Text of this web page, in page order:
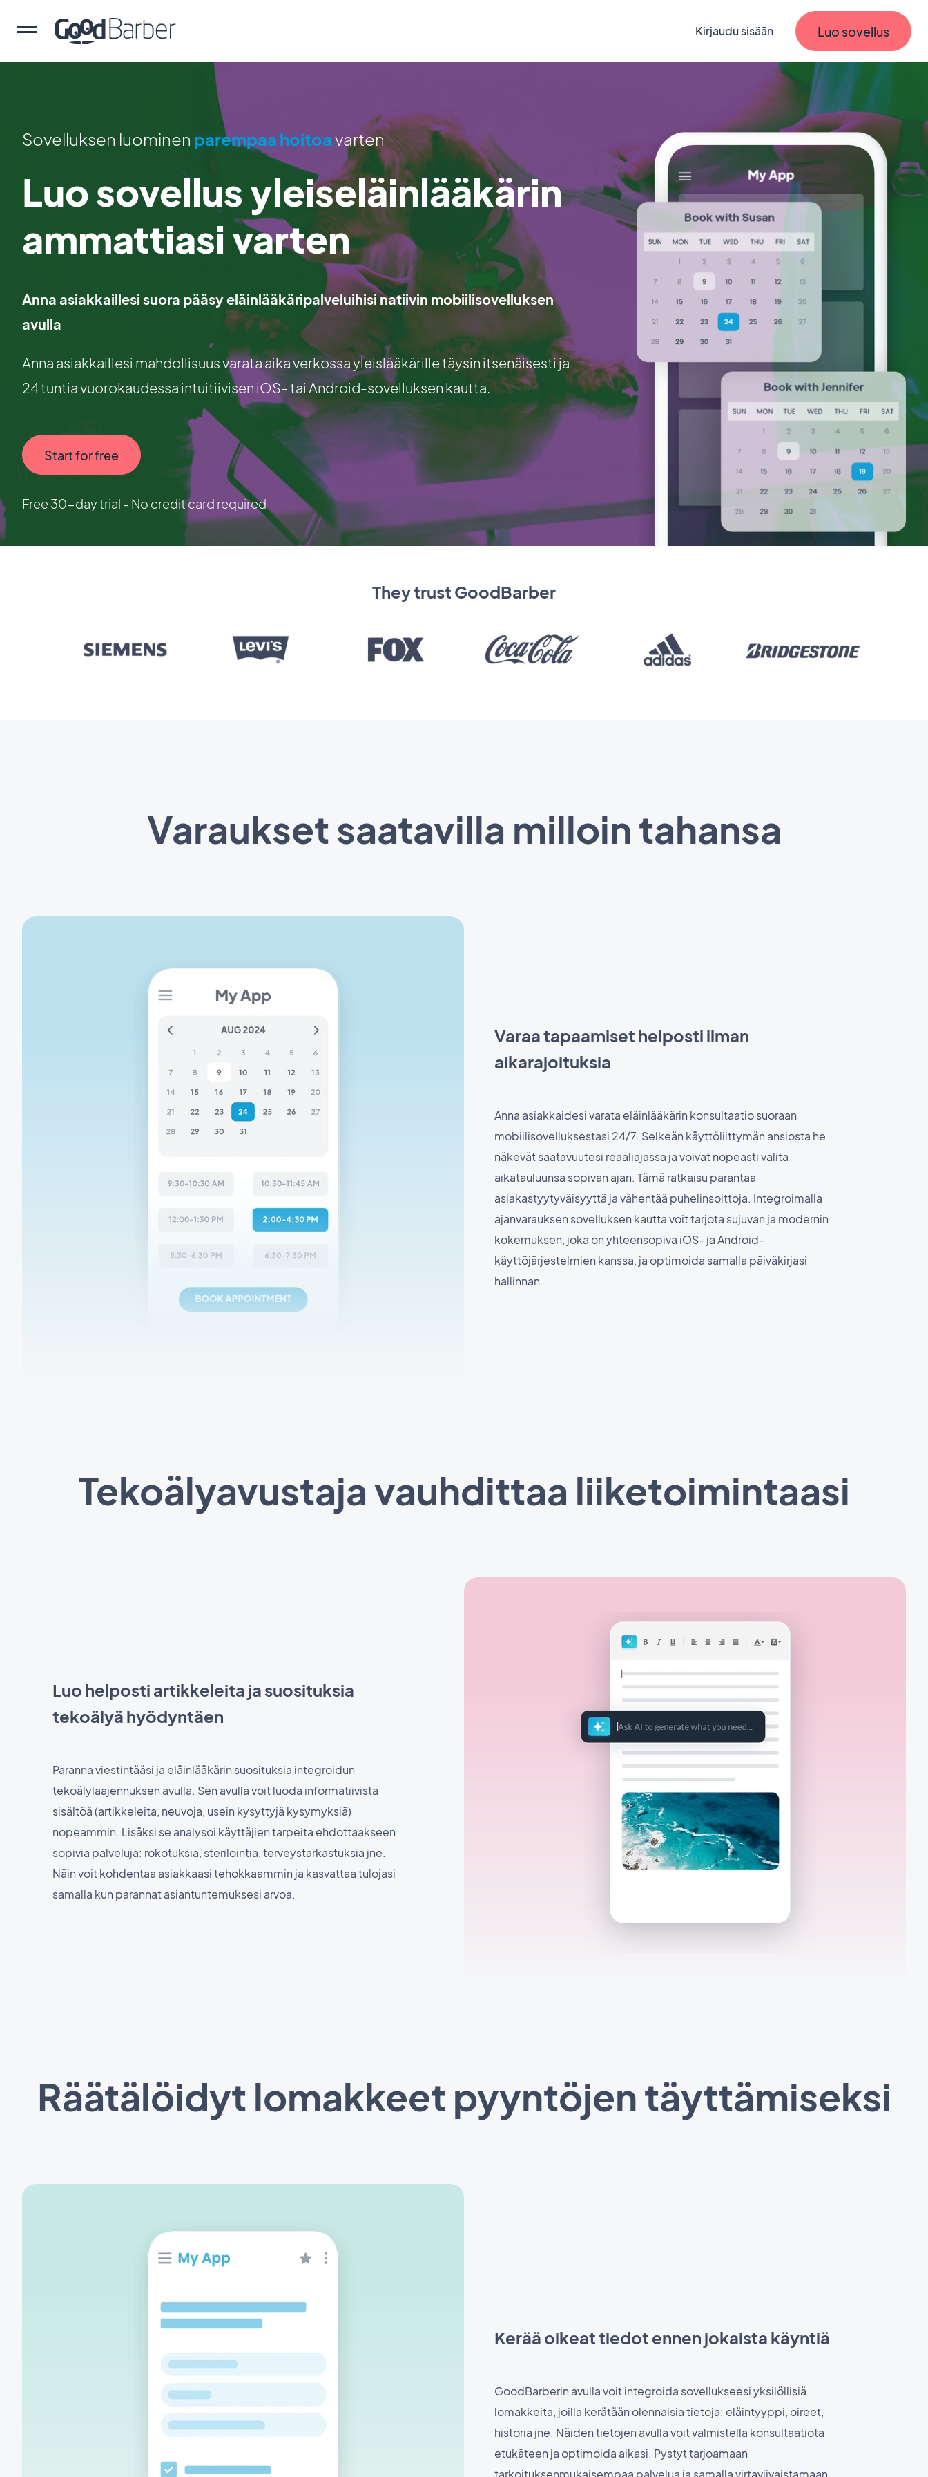
Kirjaudu sisään Luo sovellus
Sovelluksen luominen parempaa hoitoavarten
Luo sovellus yleiseläinlääkärin
ammattiasi varten
Anna asiakkaillesi suora pääsy eläinlääkäripalveluihisi natiivin mobiilisovelluksen
avulla
Anna asiakkaillesi mahdollisuus varata aika verkossa yleislääkärille täysin itsenäisesti ja
24 tuntia vuorokaudessa intuitiivisen iOS- tai Android-sovelluksen kautta.
Start for free
Free 30-day trial - No credit card required
They trust GoodBarber
Varaukset saatavilla milloin tahansa
Varaa tapaamiset helposti ilman
aikarajoituksia
Anna asiakkaidesi varata eläinlääkärin konsultaatio suoraan
mobiilisovelluksestasi 24/7. Selkeän käyttöliittymän ansiosta he
näkevät saatavuutesi reaaliajassa ja voivat nopeasti valita
aikatauluunsa sopivan ajan. Tämä ratkaisu parantaa
asiakastyytyväisyyttä ja vähentää puhelinsoittoja. Integroimalla
ajanvarauksen sovelluksen kautta voit tarjota sujuvan ja modernin
kokemuksen, joka on yhteensopiva iOS- ja Android-
käyttöjärjestelmien kanssa, ja optimoida samalla päiväkirjasi
hallinnan.
Tekoälyavustaja vauhdittaa liiketoimintaasi
Luo helposti artikkeleita ja suosituksia
tekoälyä hyödyntäen
Paranna viestintääsi ja eläinlääkärin suosituksia integroidun
tekoälylaajennuksen avulla. Sen avulla voit luoda informatiivista
sisältöä (artikkeleita, neuvoja, usein kysyttyjä kysymyksiä)
nopeammin. Lisäksi se analysoi käyttäjien tarpeita ehdottaakseen
sopivia palveluja: rokotuksia, sterilointia, terveystarkastuksia jne.
Näin voit kohdentaa asiakkaasi tehokkaammin ja kasvattaa tulojasi
samalla kun parannat asiantuntemuksesi arvoa.
Räätälöidyt lomakkeet pyyntöjen täyttämiseksi
Kerää oikeat tiedot ennen jokaista käyntiä
GoodBarberin avulla voit integroida sovellukseesi yksilöllisiä
lomakkeita, joilla kerätään olennaisia tietoja: eläintyyppi, oireet,
historia jne. Näiden tietojen avulla voit valmistella konsultaatiota
etukäteen ja optimoida aikasi. Pystyt tarjoamaan
tarkoituksenmukaisempaa palvelua ja samalla virtaviivaistamaan